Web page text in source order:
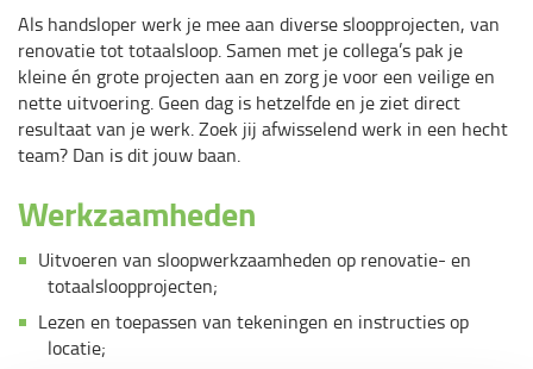
Als handsloper werk je mee aan diverse sloopprojecten, van
renovatie tot totaalsloop. Samen met je collega’s pak je
kleine én grote projecten aan en zorg je voor een veilige en
nette uitvoering. Geen dag is hetzelfde en je ziet direct
resultaat van je werk. Zoek jij afwisselend werk in een hecht
team? Dan is dit jouw baan.
Werkzaamheden
Uitvoeren van sloopwerkzaamheden op renovatie- en
totaalsloopprojecten;
Lezen en toepassen van tekeningen en instructies op
locatie;